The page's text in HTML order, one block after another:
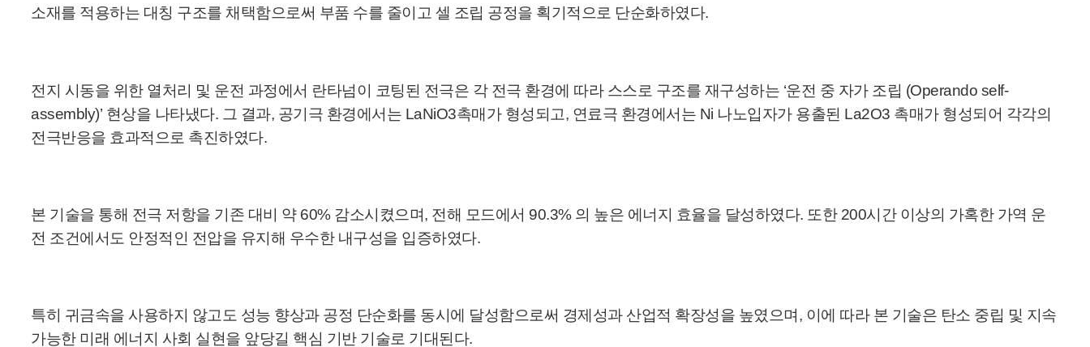
소재를 적용하는 대칭 구조를 채택함으로써 부품 수를 줄이고 셀 조립 공정을 획기적으로 단순화하였다.
전지 시동을 위한 열처리 및 운전 과정에서 란타넘이 코팅된 전극은 각 전극 환경에 따라 스스로 구조를 재구성하는 ‘운전 중 자가 조립 (Operando self-
assembly)’ 현상을 나타냈다. 그 결과, 공기극 환경에서는 LaNiO3촉매가 형성되고, 연료극 환경에서는 Ni 나노입자가 용출된 La2O3 촉매가 형성되어 각각의
전극반응을 효과적으로 촉진하였다.
본 기술을 통해 전극 저항을 기존 대비 약 60% 감소시켰으며, 전해 모드에서 90.3% 의 높은 에너지 효율을 달성하였다. 또한 200시간 이상의 가혹한 가역 운
전 조건에서도 안정적인 전압을 유지해 우수한 내구성을 입증하였다.
특히 귀금속을 사용하지 않고도 성능 향상과 공정 단순화를 동시에 달성함으로써 경제성과 산업적 확장성을 높였으며, 이에 따라 본 기술은 탄소 중립 및 지속
가능한 미래 에너지 사회 실현을 앞당길 핵심 기반 기술로 기대된다.